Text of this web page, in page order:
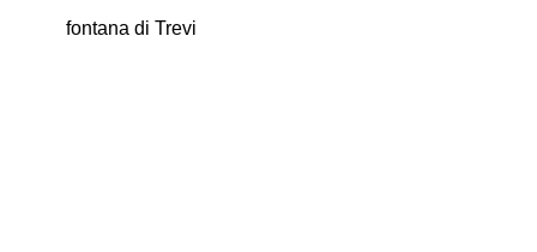
fontana di Trevi